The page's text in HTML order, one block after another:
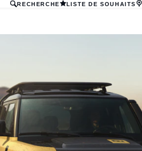
RECHERCHE LISTE DE SOUHAITS